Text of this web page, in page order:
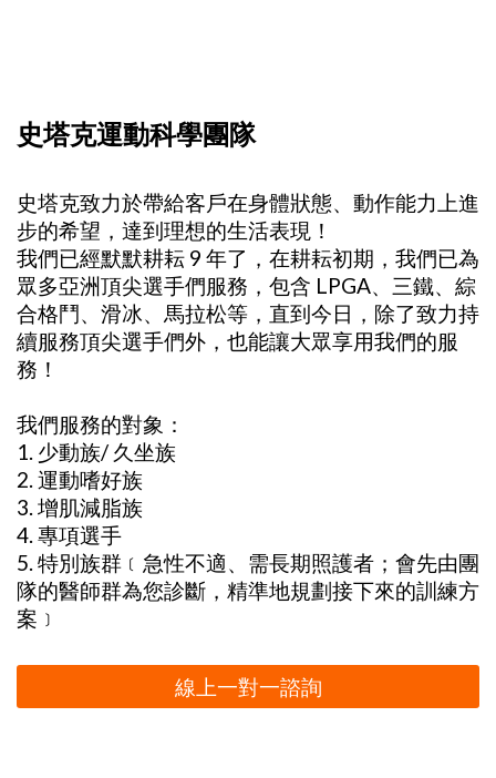
史塔克運動科學團隊
史塔克致力於帶給客戶在身體狀態、動作能力上進
步的希望，達到理想的生活表現！
我們已經默默耕耘 9 年了，在耕耘初期，我們已為
眾多亞洲頂尖選手們服務，包含 LPGA、三鐵、綜
合格鬥、滑冰、馬拉松等，直到今日，除了致力持
續服務頂尖選手們外，也能讓大眾享用我們的服
務！
我們服務的對象：
1. 少動族/ 久坐族
2. 運動嗜好族
3. 增肌減脂族
4. 專項選手
5. 特別族群﹝急性不適、需長期照護者；會先由團
隊的醫師群為您診斷，精準地規劃接下來的訓練方
案﹞
線上一對一諮詢